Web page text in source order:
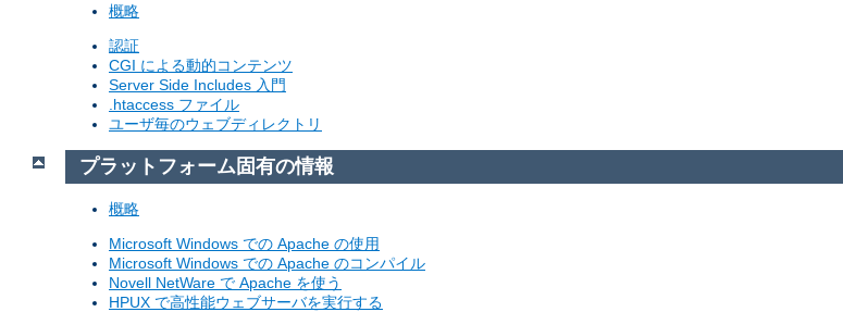
概略
認証
CGI による動的コンテンツ
Server Side Includes 入門
.htaccess ファイル
ユーザ毎のウェブディレクトリ
プラットフォーム固有の情報
概略
Microsoft Windows での Apache の使用
Microsoft Windows での Apache のコンパイル
Novell NetWare で Apache を使う
HPUX で高性能ウェブサーバを実行する